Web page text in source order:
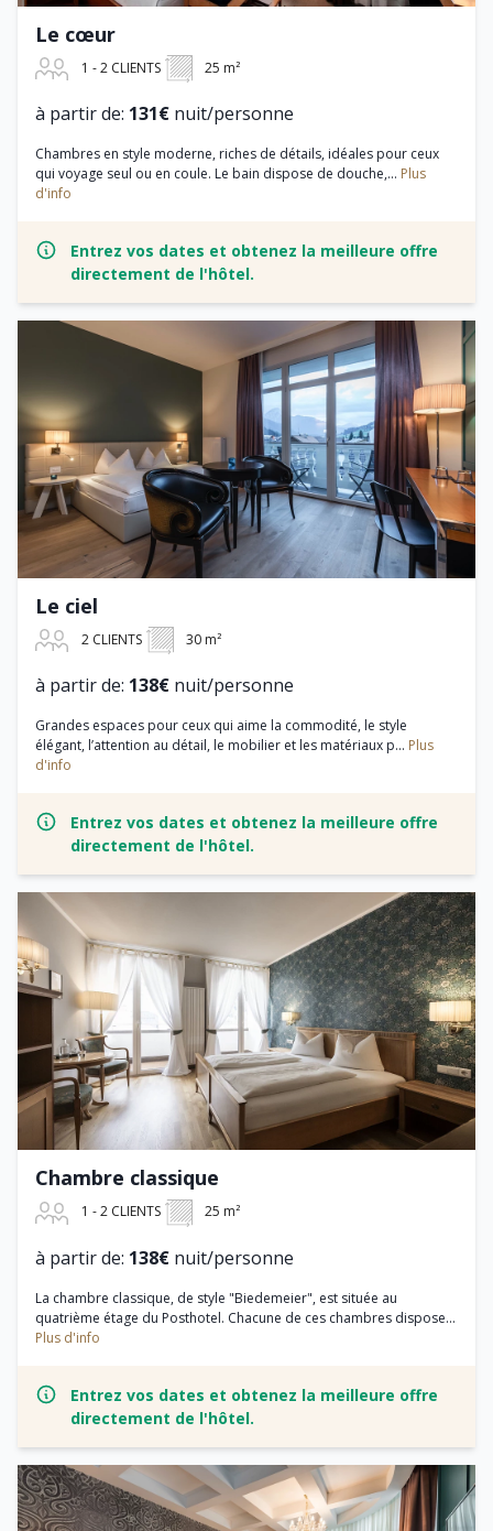
Le cœur
1 - 2 CLIENTS 25 m²
à partir de: 131€ nuit/personne
Chambres en style moderne, riches de détails, idéales pour ceux
qui voyage seul ou en coule. Le bain dispose de douche,... Plus
d'info
Entrez vos dates et obtenez la meilleure offre
directement de l'hôtel.
Le ciel
2 CLIENTS 30 m²
à partir de: 138€ nuit/personne
Grandes espaces pour ceux qui aime la commodité, le style
élégant, l’attention au détail, le mobilier et les matériaux p... Plus
d'info
Entrez vos dates et obtenez la meilleure offre
directement de l'hôtel.
Chambre classique
1 - 2 CLIENTS 25 m²
à partir de: 138€ nuit/personne
La chambre classique, de style "Biedemeier", est située au
quatrième étage du Posthotel. Chacune de ces chambres dispose...
Plus d'info
Entrez vos dates et obtenez la meilleure offre
directement de l'hôtel.